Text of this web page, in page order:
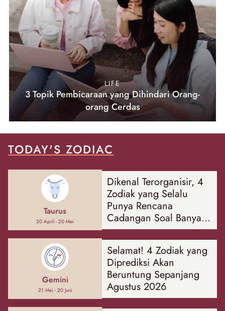
LIFE
3 Topik Pembicaraan yang Dihindari Orang-
orang Cerdas
TODAY'S ZODIAC
Taurus
20 April - 20 Mei
Dikenal Terorganisir, 4
Zodiak yang Selalu
Punya Rencana
Cadangan Soal Banyak
Hal
Gemini
21 Mei - 20 Juni
Selamat! 4 Zodiak yang
Diprediksi Akan
Beruntung Sepanjang
Agustus 2026